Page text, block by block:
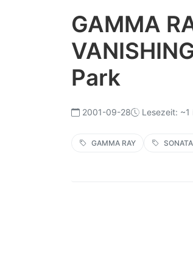
GAMMA
Park
2001-09-28 Lesezeit: ~1
GAMMA RAY